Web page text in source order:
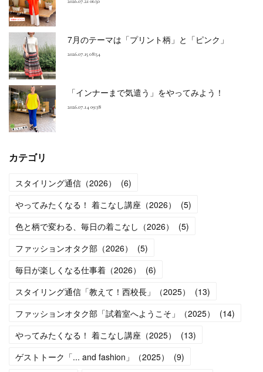
7月のテーマは「プリント柄」と「ピンク」
2026.07.15 08:54
「インナーまで気遣う」をやってみよう！
2026.07.14 09:38
カテゴリ
スタイリング通信（2026） (6)
やってみたくなる！ 着こなし講座（2026）
(5)
色と柄で変わる、毎日の着こなし（2026）
(5)
ファッションオタク部（2026）
(5)
毎日が楽しくなる仕事着（2026）
(6)
スタイリング通信「教えて！西校長」（2025）
(13)
ファッションオタク部「試着室へようこそ」（2025）
(14)
やってみたくなる！ 着こなし講座（2025）
(13)
ゲストトーク「... and fashion」（2025）
(9)